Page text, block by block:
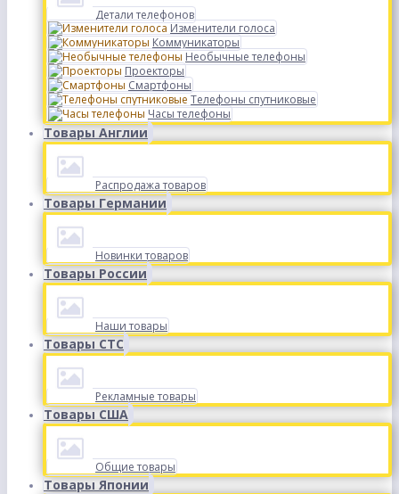
Детали телефонов
Изменители голоса
Коммуникаторы
Необычные телефоны
Проекторы
Смартфоны
Телефоны спутниковые
Часы телефоны
Товары Англии
Распродажа товаров
Товары Германии
Новинки товаров
Товары России
Наши товары
Товары СТС
Рекламные товары
Товары США
Общие товары
Товары Японии